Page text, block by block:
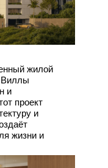
жилой
Виллы
и
проект
и
жизни и